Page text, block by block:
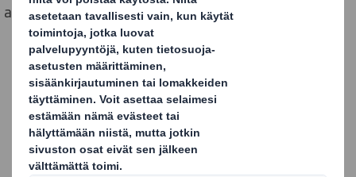
aikana.
International Paperin
ostettua DS Smithin
odotettavissa on: